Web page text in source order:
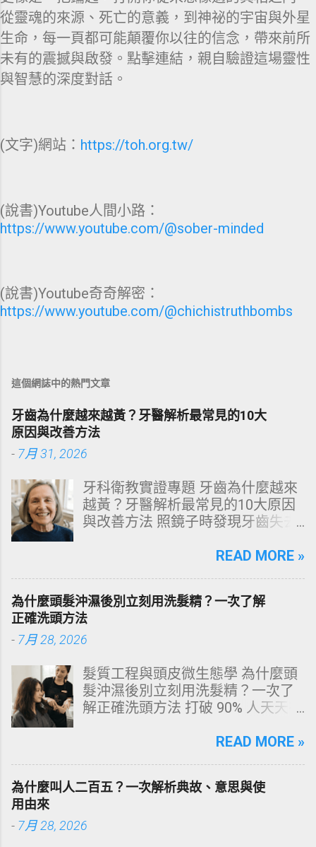
從靈魂的來源、死亡的意義，到神祕的宇宙與外星
生命，每一頁都可能顛覆你以往的信念，帶來前所
未有的震撼與啟發。點擊連結，親自驗證這場靈性
與智慧的深度對話。
(文字)網站： https://toh.org.tw/
(說書)Youtube人間小路：
https://www.youtube.com/@sober-minded
(說書)Youtube奇奇解密：
https://www.youtube.com/@chichistruthbombs
這個網誌中的熱門文章
牙齒為什麼越來越黃？牙醫解析最常見的10大
原因與改善方法
- 7月 31, 2026
牙科衛教實證專題 牙齒為什麼越來
越黃？牙醫解析最常見的10大原因
與改善方法 照鏡子時發現牙齒失去
文由專業牙科思維出發，深度剖析
源性染色成因，並提供精準有效的
改善與美白對策。 📋 文章快速導覽
目錄 一、 牙齒顏色的生物學本質：
琺瑯質與象牙質 二、 牙齒變黃的10
源性變色的自我檢視 四、 5大專業
牙醫美白療程評估與比較 五、 避坑
指南：破除3大網路美白偏方迷思
理策略 一、 牙齒顏色的生物學本
何泛黃，首先必須釐清牙齒的硬組
織構造。牙齒最外層是由高度鈣化
（Enamel，又稱牙釉質） ，而包裹
READ MORE »
為什麼頭髮沖濕後別立刻用洗髮精？一次了解
正確洗頭方法
- 7月 28, 2026
髮質工程與頭皮微生態學 為什麼頭
髮沖濕後別立刻用洗髮精？一次了
解正確洗頭方法 打破 90% 人天天在
構化思維，拆解頭皮清潔的物理與
康髮質。 💡 理性思維考題：你是否
天天洗頭，頭皮卻依然半天就出
數人的頭皮問題，並不是洗髮精買
READ MORE »
為什麼叫人二百五？一次解析典故、意思與使
用由來
- 7月 28, 2026